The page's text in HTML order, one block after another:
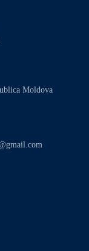
Moldova